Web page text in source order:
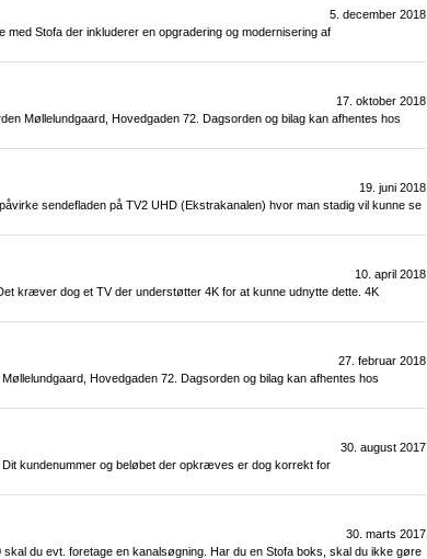
5. december 2018
Stofa der inkluderer en opgradering og modernisering af
17. oktober 2018
Møllelundgaard, Hovedgaden 72. Dagsorden og bilag kan afhentes hos
19. juni 2018
sendefladen på TV2 UHD (Ekstrakanalen) hvor man stadig vil kunne se
10. april 2018
kræver dog et TV der understøtter 4K for at kunne udnytte dette. 4K
27. februar 2018
Hovedgaden 72. Dagsorden og bilag kan afhentes hos
30. august 2017
kundenummer og beløbet der opkræves er dog korrekt for
30. marts 2017
du evt. foretage en kanalsøgning. Har du en Stofa boks, skal du ikke gøre